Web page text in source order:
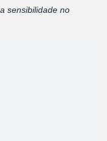
sensibilidade no